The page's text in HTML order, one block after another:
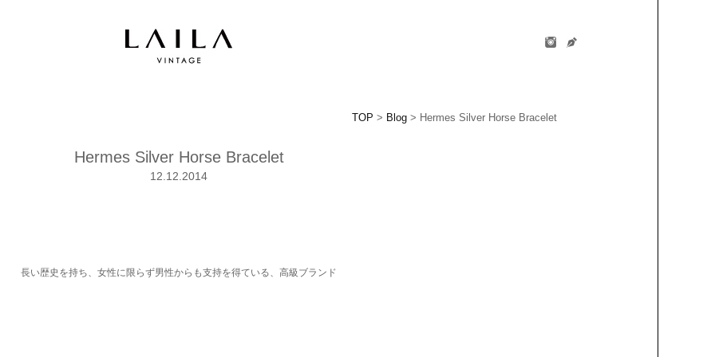
TOP > Blog> Hermes Silver Horse Bracelet
Hermes Silver Horse Bracelet
12.12.2014
長い歴史を持ち、女性に限らず男性からも支持を得ている、高級ブランド